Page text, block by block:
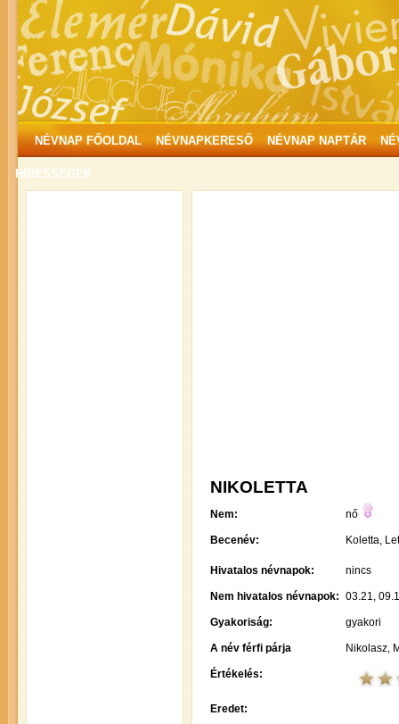
NÉVNAP FŐOLDAL NÉVNAPKERESŐ NÉVNAP NAPTÁR
HÍRESSÉGEK
NIKOLETTA
Nem: nő
Becenév: Koletta,
Hivatalos névnapok: nincs
Nem hivatalos névnapok: 03.21,
Gyakoriság: gyakori
A név férfi párja Nikolasz,
Értékelés:
Eredet: